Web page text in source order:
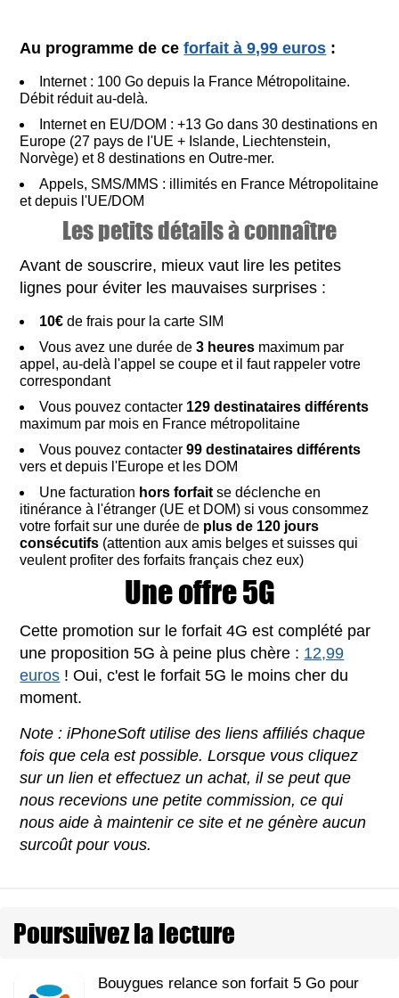
Au programme de ceforfait à 9,99 euros :
Internet : 100 Go depuis la France Métropolitaine.
Débit réduit au-delà.
Internet en EU/DOM : +13 Go dans 30 destinations en
Europe (27 pays de l'UE + Islande, Liechtenstein,
Norvège) et 8 destinations en Outre-mer.
Appels, SMS/MMS : illimités en France Métropolitaine
et depuis l'UE/DOM
Les petits détails à connaître
Avant de souscrire, mieux vaut lire les petites
lignes pour éviter les mauvaises surprises :
10€ de frais pour la carte SIM
Vous avez une durée de3 heures maximum par
appel, au-delà l'appel se coupe et il faut rappeler votre
correspondant
Vous pouvez contacter 129 destinataires différents
maximum par mois en France métropolitaine
Vous pouvez contacter99 destinataires différents
vers et depuis l'Europe et les DOM
Une facturation hors forfait se déclenche en
itinérance à l'étranger (UE et DOM) si vous consommez
votre forfait sur une durée de plus de 120 jours
consécutifs (attention aux amis belges et suisses qui
veulent profiter des forfaits français chez eux)
Une offre 5G
Cette promotion sur le forfait 4G est complété par
une proposition 5G à peine plus chère : 12,99
euros ! Oui, c'est le forfait 5G le moins cher du
moment.
Note : iPhoneSoft utilise des liens affiliés chaque
fois que cela est possible. Lorsque vous cliquez
sur un lien et effectuez un achat, il se peut que
nous recevions une petite commission, ce qui
nous aide à maintenir ce site et ne génère aucun
surcoût pour vous.
Poursuivez la lecture
Bouygues relance son forfait 5 Go pour